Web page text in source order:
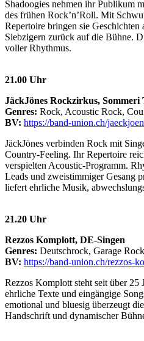
Shadoogies nehmen ihr Publikum
des frühen Rock’n’Roll. Mit
Repertoire bringen sie Geschichten
Siebzigern zurück auf die Bühne.
voller Rhythmus.
21.00 Uhr
JäckJönes Rockzirkus, Sommeri
Genres: Rock, Acoustic Rock,
BV: https://band-union.ch/
JäckJönes verbinden Rock mit
Country-Feeling. Ihr Repertoire
verspielten Acoustic-Programm.
Leads und zweistimmiger Gesang
liefert ehrliche Musik,
21.20 Uhr
Rezzos Komplott, DE-Singen
Genres: Deutschrock, Garage
BV: https://band-union.ch/rezzos-
Rezzos Komplott steht seit über 25
ehrliche Texte und eingängige
emotional und bluesig überzeugt
Handschrift und dynamischer